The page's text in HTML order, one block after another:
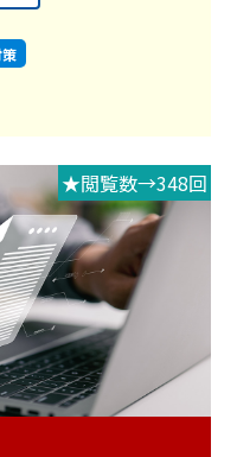
策
★閲覧数→348回